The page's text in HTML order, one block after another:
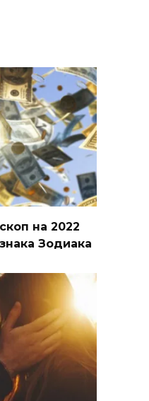
на 2022
Зодиака